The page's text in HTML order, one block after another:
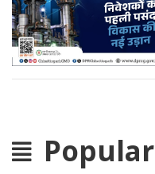
Popular